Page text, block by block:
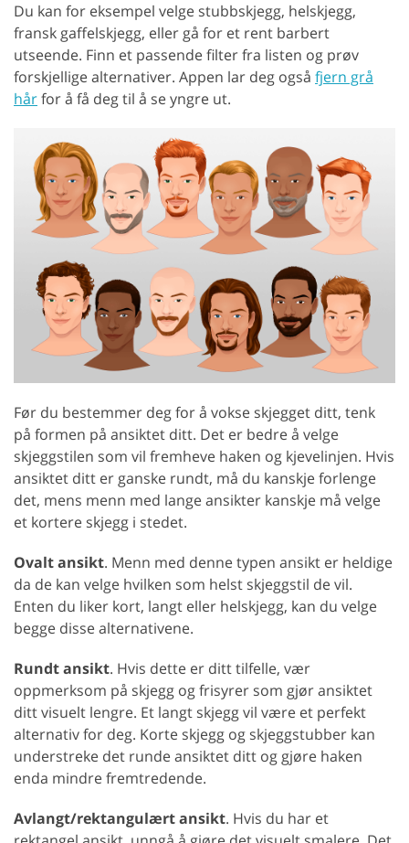
Du kan for eksempel velge stubbskjegg, helskjegg,
fransk gaffelskjegg, eller gå for et rent barbert
utseende. Finn et passende filter fra listen og prøv
forskjellige alternativer. Appen lar deg også fjern grå
hårfor å få deg til å se yngre ut.
Før du bestemmer deg for å vokse skjegget ditt, tenk
på formen på ansiktet ditt. Det er bedre å velge
skjeggstilen som vil fremheve haken og kjevelinjen. Hvis
ansiktet ditt er ganske rundt, må du kanskje forlenge
det, mens menn med lange ansikter kanskje må velge
et kortere skjegg i stedet.
Ovalt ansikt. Menn med denne typen ansikt er heldige
da de kan velge hvilken som helst skjeggstil de vil.
Enten du liker kort, langt eller helskjegg, kan du velge
begge disse alternativene.
Rundt ansikt. Hvis dette er ditt tilfelle, vær
oppmerksom på skjegg og frisyrer som gjør ansiktet
ditt visuelt lengre. Et langt skjegg vil være et perfekt
alternativ for deg. Korte skjegg og skjeggstubber kan
understreke det runde ansiktet ditt og gjøre haken
enda mindre fremtredende.
Avlangt/rektangulært ansikt. Hvis du har et